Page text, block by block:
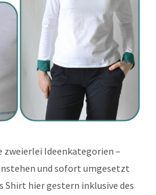
zweierlei Ideenkategorien –
und sofort umgesetzt
Shirt hier gestern inklusive des